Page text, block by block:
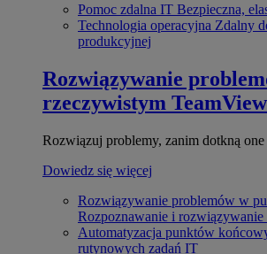
Pomoc zdalna IT Bezpieczna,
Technologia operacyjna Zdalny
produkcyjnej
Rozwiązywanie
rzeczywistym
Rozwiązuj problemy, zanim dotkną
Dowiedz się więcej
Rozwiązywanie problemów w
Rozpoznawanie i
Automatyzacja punktów
rutynowych zadań IT